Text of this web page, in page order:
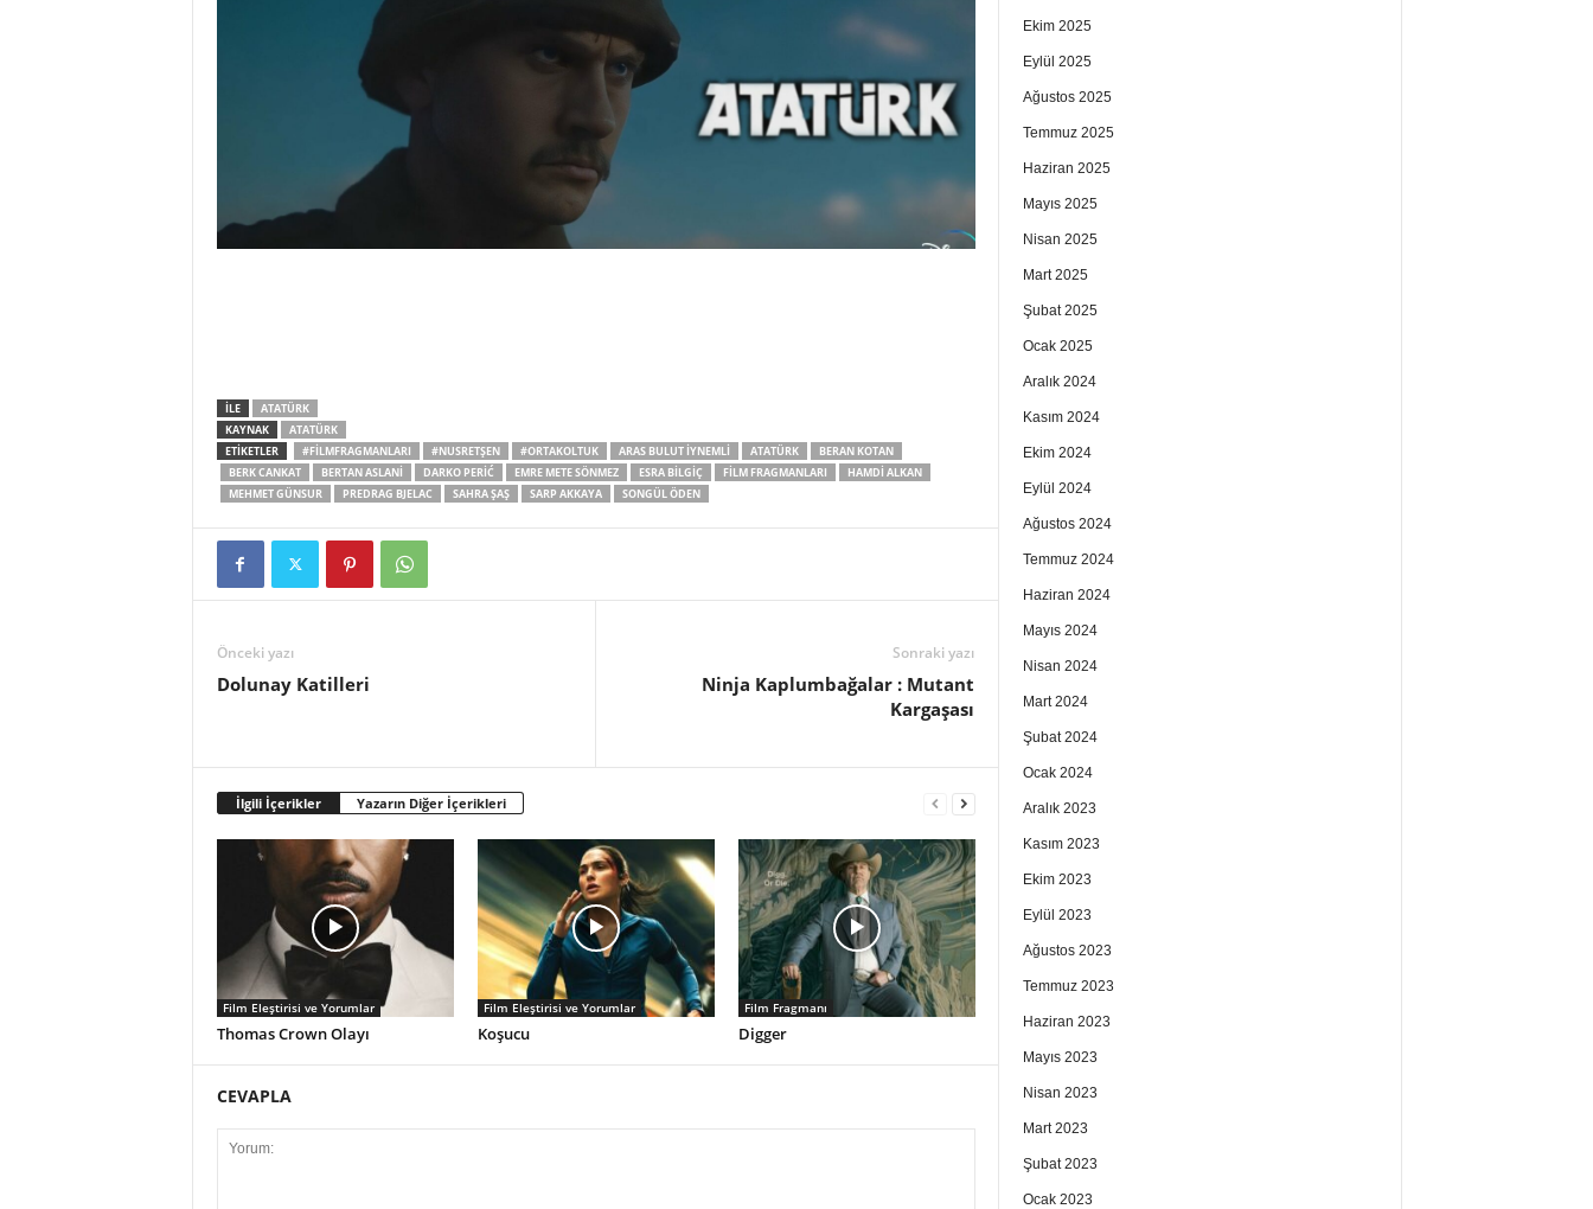
İLE
ATATÜRK
KAYNAK
ATATÜRK
ETİKETLER
#FILMFRAGMANLARI #NUSRETŞEN #ORTAKOLTUK ARAS BULUT İYNEMLI ATATÜRK
BERAN KOTAN
BERK CANKAT
BERTAN ASLANI DARKO PERIĆ EMRE METE SÖNMEZ ESRA BILGIÇ FILM FRAGMANLARI
HAMDI ALKAN
MEHMET GÜNSUR
PREDRAG BJELAC SAHRA ŞAŞ SARP AKKAYA SONGÜL ÖDEN
Önceki yazı
Dolunay Katilleri
Sonraki yazı
Ninja Kaplumbağalar : Mutant
Kargaşası
İlgili İçerikler Yazarın Diğer İçerikleri
Film Eleştirisi ve Yorumlar
Thomas Crown Olayı
Film Eleştirisi ve Yorumlar
Koşucu
Film Fragmanı
Digger
CEVAPLA
Ekim 2025
Eylül 2025
Ağustos 2025
Temmuz 2025
Haziran 2025
Mayıs 2025
Nisan 2025
Mart 2025
Şubat 2025
Ocak 2025
Aralık 2024
Kasım 2024
Ekim 2024
Eylül 2024
Ağustos 2024
Temmuz 2024
Haziran 2024
Mayıs 2024
Nisan 2024
Mart 2024
Şubat 2024
Ocak 2024
Aralık 2023
Kasım 2023
Ekim 2023
Eylül 2023
Ağustos 2023
Temmuz 2023
Haziran 2023
Mayıs 2023
Nisan 2023
Mart 2023
Şubat 2023
Ocak 2023